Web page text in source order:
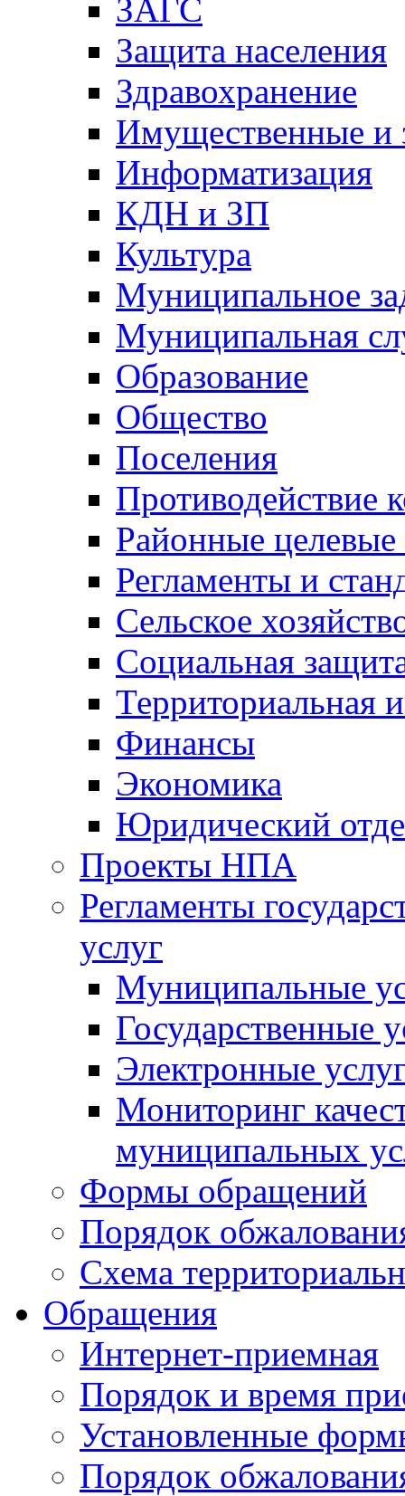
ЗАГС
Защита населения
Здравохранение
Имущественные и
Информатизация
КДН и ЗП
Культура
Муниципальное
Муниципальная
Образование
Общество
Поселения
Противодействие
Районные
Регламенты и
Сельское
Социальная
Территориальная
Финансы
Экономика
Юридический
Проекты НПА
Регламенты
услуг
Муниципальные
Государственные
Электронные
Мониторинг
муниципальных
Формы обращений
Порядок
Схема
Обращения
Интернет-приемная
Порядок и время
Установленные
Порядок